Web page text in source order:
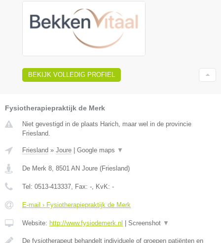
BEKIJK VOLLEDIG PROFIEL
Fysiotherapiepraktijk de Merk
Niet gevestigd in de plaats Harich, maar wel in de provincie
Friesland.
Friesland » Joure Google maps ▼
De Merk 8, 8501 AN Joure (Friesland)
Tel: 0513-413337, Fax: -, KvK: -
E-mail › Fysiotherapiepraktijk de Merk
Website: http://www.fysiodemerk.nl Screenshot ▼
De fysiotherapeut behandelt individuele of groepen patiënten en